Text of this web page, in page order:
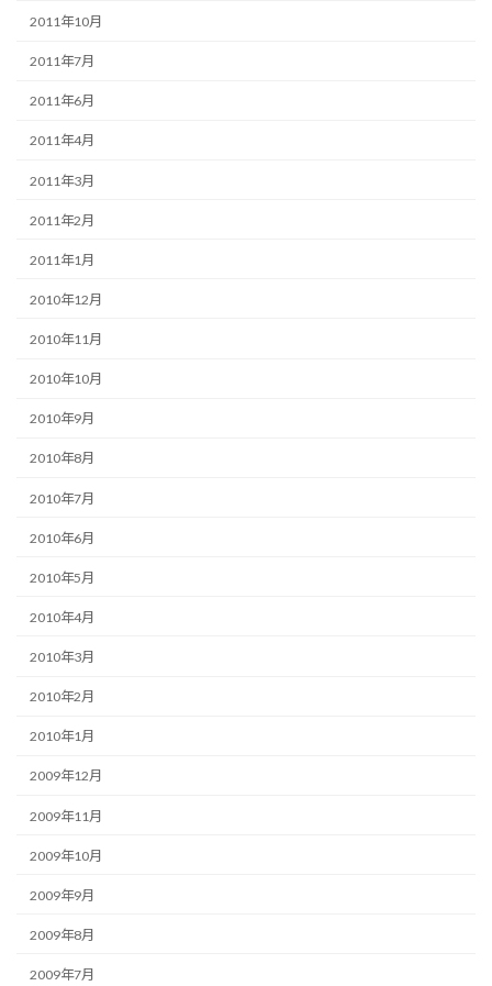
2011年10月
2011年7月
2011年6月
2011年4月
2011年3月
2011年2月
2011年1月
2010年12月
2010年11月
2010年10月
2010年9月
2010年8月
2010年7月
2010年6月
2010年5月
2010年4月
2010年3月
2010年2月
2010年1月
2009年12月
2009年11月
2009年10月
2009年9月
2009年8月
2009年7月